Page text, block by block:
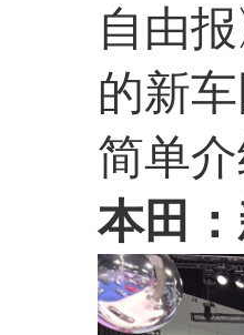
自由
的新
简单介
本田